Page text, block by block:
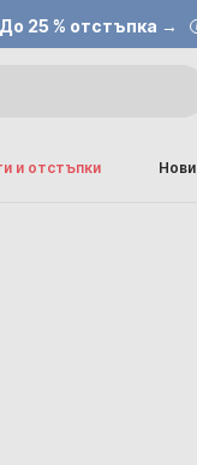
До 25 % отстъпка →
и отстъпки Нови